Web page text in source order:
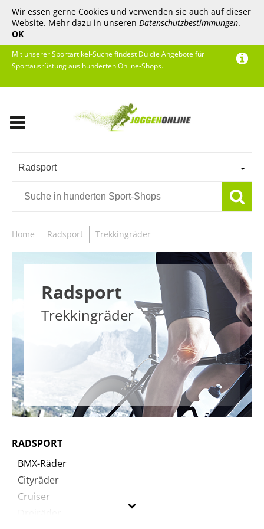
Wir essen gerne Cookies und verwenden sie auch auf dieser
Website. Mehr dazu in unseren Datenschutzbestimmungen.
OK
Mit unserer Sportartikel-Suche findest Du die Angebote für
Sportausrüstung aus hunderten Online-Shops.
Radsport
Home Radsport Trekkingräder
Radsport
Trekkingräder
RADSPORT
BMX-Räder
Cityräder
Cruiser